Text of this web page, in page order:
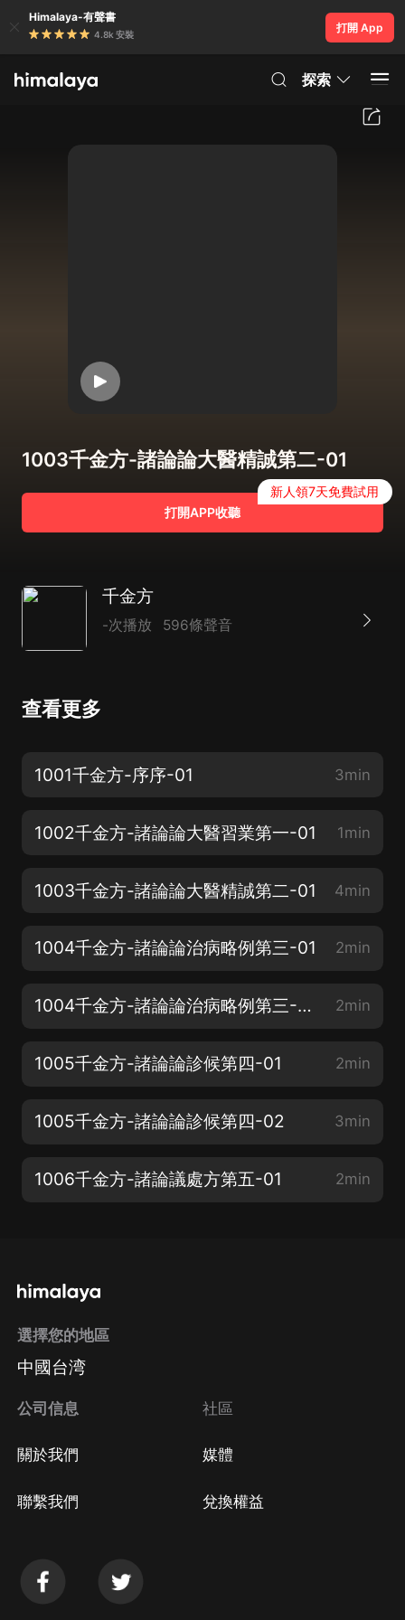
Himalaya-有聲書
4.8k 安裝
打開 App
探索
1003千金方-諸論論大醫精誠第二-01
打開APP收聽
新人領7天免費試用
千金方
-次播放 596條聲音
查看更多
1001千金方-序序-01 3min
1002千金方-諸論論大醫習業第一-01 1min
1003千金方-諸論論大醫精誠第二-01 4min
1004千金方-諸論論治病略例第三-01 2min
1004千金方-諸論論治病略例第三-02 2min
1005千金方-諸論論診候第四-01 2min
1005千金方-諸論論診候第四-02 3min
1006千金方-諸論議處方第五-01 2min
選擇您的地區
中國台湾
公司信息
關於我們
聯繫我們
社區
媒體
兌換權益